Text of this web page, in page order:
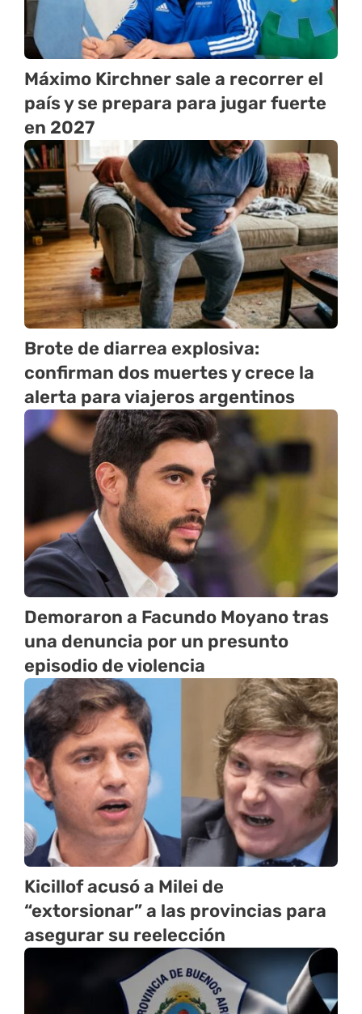
Máximo Kirchner sale a recorrer el
país y se prepara para jugar fuerte
en 2027
Brote de diarrea explosiva:
confirman dos muertes y crece la
alerta para viajeros argentinos
Demoraron a Facundo Moyano tras
una denuncia por un presunto
episodio de violencia
Kicillof acusó a Milei de
“extorsionar” a las provincias para
asegurar su reelección